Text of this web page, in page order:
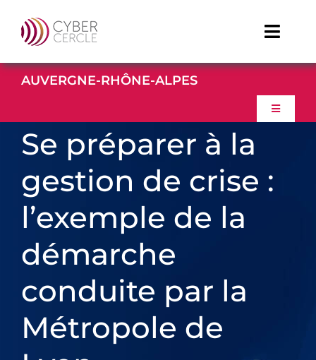
contenu
Toggle
TDFCyber
Linkedin
AUVERGNE-RHÔNE-ALPES
Toggle
ACCUEIL
À PROPOS
EVENEMENTS
PARTENAIRES
Se préparer à la
gestion de crise :
l’exemple de la
démarche
conduite par la
Métropole de